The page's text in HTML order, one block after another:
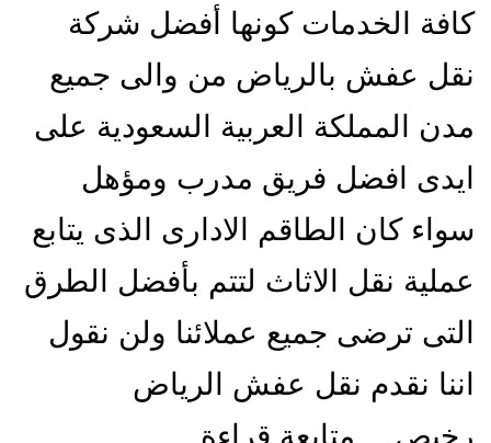
كافة الخدمات كونها أفضل شركة
نقل عفش بالرياض من والى جميع
مدن المملكة العربية السعودية على
ايدى افضل فريق مدرب ومؤهل
سواء كان الطاقم الادارى الذى يتابع
عملية نقل الاثاث لتتم بأفضل الطرق
التى ترضى جميع عملائنا ولن نقول
اننا نقدم نقل عفش الرياض